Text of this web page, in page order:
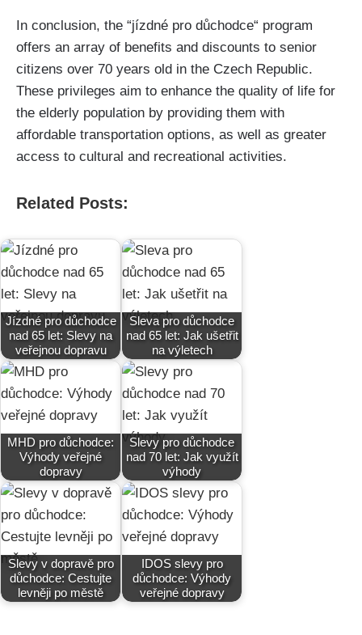
In ​conclusion, the ⁤“jízdné⁣ pro důchodce“ ⁣program⁣
offers an array of‍ benefits and discounts to⁤ senior
citizens over 70 years⁤ old in ‌the Czech Republic.
These privileges⁣ aim⁣ to​ enhance the​ quality of ‍life for
the elderly population by providing them with
affordable transportation options, as‌ well ⁤as greater
‍access to cultural and recreational activities.
Related Posts:
Jízdné pro důchodce
nad 65 let: Slevy na
veřejnou dopravu
Sleva pro důchodce
nad 65 let: Jak ušetřit
na výletech
MHD pro důchodce:
Výhody veřejné
dopravy
Slevy pro důchodce
nad 70 let: Jak využít
výhody
Slevy v dopravě pro
důchodce: Cestujte
levněji po městě
IDOS slevy pro
důchodce: Výhody
veřejné dopravy